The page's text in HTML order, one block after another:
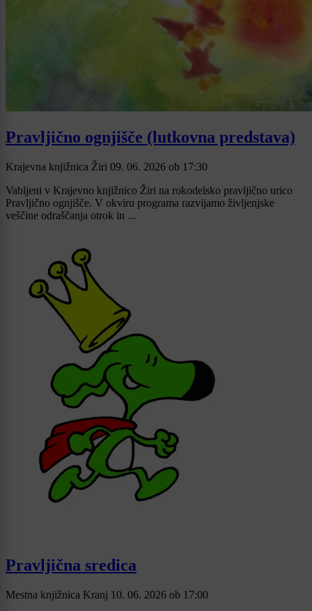
Pravljično ognjišče (lutkovna predstava)
Krajevna knjižnica Žiri 09. 06. 2026 ob 17:30
Vabljeni v Krajevno knjižnico Žiri na rokodelsko pravljično urico
Pravljično ognjišče. V okviru programa razvijamo življenjske
veščine odraščanja otrok in ...
Pravljična sredica
Mestna knjižnica Kranj 10. 06. 2026 ob 17:00